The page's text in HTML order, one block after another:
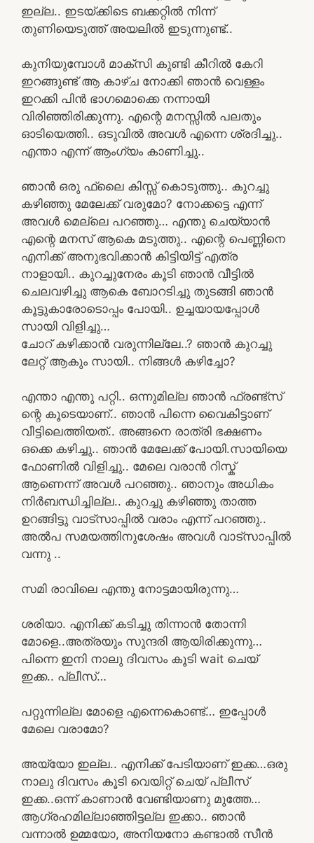
ഇല്ല.. ഇടയ്ക്കിടെ ബക്കറ്റിൽ നിന്ന്
തുണിയെടുത്ത് അയലിൽ ഇടുന്നുണ്ട്..
കുനിയുമ്പോൾ മാക്സി കുണ്ടി കീറിൽ കേറി
ഇറങ്ങുണ്ട് ആ കാഴ്ച നോക്കി ഞാൻ വെള്ളം
ഇറക്കി പിൻ ഭാഗമൊക്കെ നന്നായി
വിരിഞ്ഞിരിക്കുന്നു. എന്റെ മനസ്സിൽ പലതും
ഓടിയെത്തി.. ഒടുവിൽ അവൾ എന്നെ ശ്രദിച്ചു..
എന്താ എന്ന് ആംഗ്യം കാണിച്ചു..
ഞാൻ ഒരു ഫ്ലൈ കിസ്സ് കൊടുത്തു.. കുറച്ചു
കഴിഞ്ഞു മേലേക്ക് വരുമോ? നോക്കട്ടെ എന്ന്
അവൾ മെല്ലെ പറഞ്ഞു… എന്തു ചെയ്യാൻ
എന്റെ മനസ് ആകെ മടുത്തു.. എന്റെ പെണ്ണിനെ
എനിക്ക് അനുഭവിക്കാൻ കിട്ടിയിട്ട് എത്ര
നാളായി.. കുറച്ചുനേരം കൂടി ഞാൻ വീട്ടിൽ
ചെലവഴിച്ചു ആകെ ബോറടിച്ചു തുടങ്ങി ഞാൻ
കൂട്ടുകാരോടൊപ്പം പോയി.. ഉച്ചയായപ്പോൾ
സായി വിളിച്ചു…
ചോറ് കഴിക്കാൻ വരുന്നില്ലേ..? ഞാൻ കുറച്ചു
ലേറ്റ് ആകും സായി.. നിങ്ങൾ കഴിച്ചോ?
എന്താ എന്തു പറ്റി.. ഒന്നുമില്ല ഞാൻ ഫ്രണ്ട്‌സ്
ന്റെ കൂടെയാണ്.. ഞാൻ പിന്നെ വൈകിട്ടാണ്
വീട്ടിലെത്തിയത്.. അങ്ങനെ രാത്രി ഭക്ഷണം
ഒക്കെ കഴിച്ചു.. ഞാൻ മേലേക്ക് പോയി.സായിയെ
ഫോണിൽ വിളിച്ചു.. മേലെ വരാൻ റിസ്ക്
ആണെന്ന് അവൾ പറഞ്ഞു.. ഞാനും അധികം
നിർബന്ധിച്ചില്ല.. കുറച്ചു കഴിഞ്ഞു താത്ത
ഉറങ്ങിട്ടു വാട്സാപ്പിൽ വരാം എന്ന് പറഞ്ഞു..
അൽപ സമയത്തിനുശേഷം അവൾ വാട്സാപ്പിൽ
വന്നു ..
സമി രാവിലെ എന്തു നോട്ടമായിരുന്നു…
ശരിയാ. എനിക്ക് കടിച്ചു തിന്നാൻ തോന്നി
മോളെ..അത്രയും സുന്ദരി ആയിരിക്കുന്നു…
പിന്നെ ഇനി നാലു ദിവസം കൂടി wait ചെയ്
ഇക്ക.. പ്ലീസ്…
പറ്റുന്നില്ല മോളെ എന്നെകൊണ്ട്… ഇപ്പോൾ
മേലെ വരാമോ?
അയ്യോ ഇല്ല.. എനിക്ക് പേടിയാണ് ഇക്ക…ഒരു
നാലു ദിവസം കൂടി വെയിറ്റ് ചെയ് പ്ലീസ്
ഇക്ക..ഒന്ന് കാണാൻ വേണ്ടിയാണു മുത്തേ…
ആഗ്രഹമില്ലാഞ്ഞിട്ടല്ല ഇക്കാ.. ഞാൻ
വന്നാൽ ഉമ്മയോ, അനിയനോ കണ്ടാൽ സീൻ